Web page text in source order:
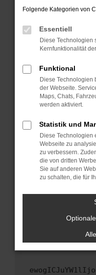
Prüfe deine
können das
verhindern.
anderen
Starte dein
Das kann
Probleme zu
Betriebssystem
sind.
Veraltete
Sicherheitsrisiko,
führen, dass
unterstützt
Wende dich an
Wenn du alle
hast, kontaktiere
versuchen, das
uns diesen Text
Folgende Kategorien von
Essentiell
Diese Technologien
Kernfunktionalität
Funktional
Diese Technologien
der Webseite.
Maps, Chats,
werden aktiviert.
Statistik und
Diese Technologien
Webseite zu
zu verbessern.
die von dritten
Sie auf anderen
zu schalten, die für